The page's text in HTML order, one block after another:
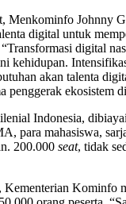
Menkominfo Johnny
digital untuk
digital
kehidupan.
akan talenta
penggerak ekosistem
Indonesia,
para mahasiswa,
200.000 seat, tidak
Kementerian Kominfo